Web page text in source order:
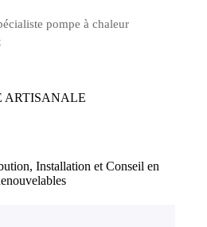
pompe à chaleur
ARTISANALE
Installation et Conseil en